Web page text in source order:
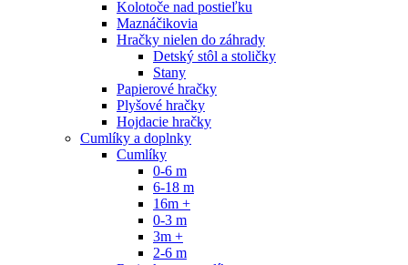
Kolotoče nad postieľku
Maznáčikovia
Hračky nielen do záhrady
Detský stôl a stoličky
Stany
Papierové hračky
Plyšové hračky
Hojdacie hračky
Cumlíky a doplnky
Cumlíky
0-6 m
6-18 m
16m +
0-3 m
3m +
2-6 m